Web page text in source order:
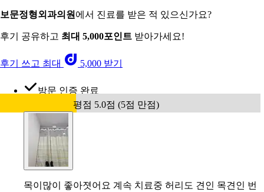
보문정형외과의원 에서 진료를 받은 적 있으신가요?
후기 공유하고 최대 5,000포인트 받아가세요!
후기 쓰고 최대 5,000 받기
방문 인증 완료
평점 5.0점 (5점 만점)
목이많이 좋아졋어요 계속 치료중 허리도 견인 목견인 번